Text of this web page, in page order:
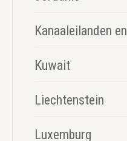
Kanaaleilanden
Kuwait
Liechtenstein
Luxemburg